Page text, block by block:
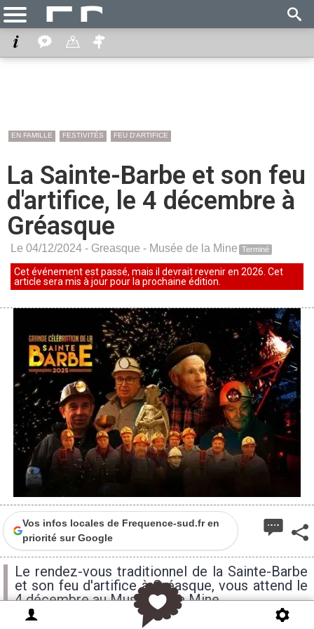
EN FAMILLE FESTIVITÉS FEU D'ARTIFICE
La Sainte-Barbe et son feu
d'artifice, le 4 décembre à
Gréasque
Le 04/12/2024 - Greasque - Musée de la Mine Terminé
Cet événement est passé, mais il devrait revenir en 2026. Cet
article sera mis à jour pour la prochaine édition.
Vos infos locales de Frequence-sud.fr en
priorité sur Google
Le rendez-vous traditionnel de la Sainte-Barbe
et son feu d'artifice à Gréasque, vous attend le
4 décembre au Musée de la Mine.